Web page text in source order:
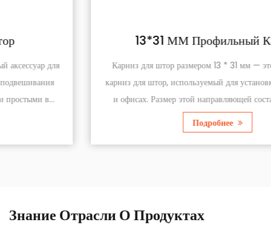
13*31 ММ Профильный Карниз
Карниз для штор размером 13 * 31 мм — это стандартный
карниз для штор, используемый для установки штор в домах
и офисах. Размер этой направляющей составляет 13 мм в
высоту и 31 мм в ширину. Карниз для...
Знание Отрасли О Продуктах